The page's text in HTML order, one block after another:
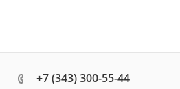
+7 (343) 300-55-44